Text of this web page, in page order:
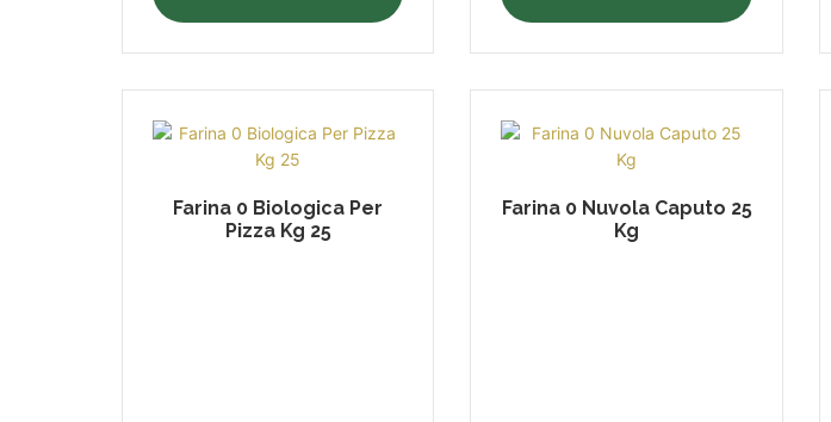
Farina 0 Biologica Per
Pizza Kg 25
Farina 0 Nuvola Caputo 25
Kg